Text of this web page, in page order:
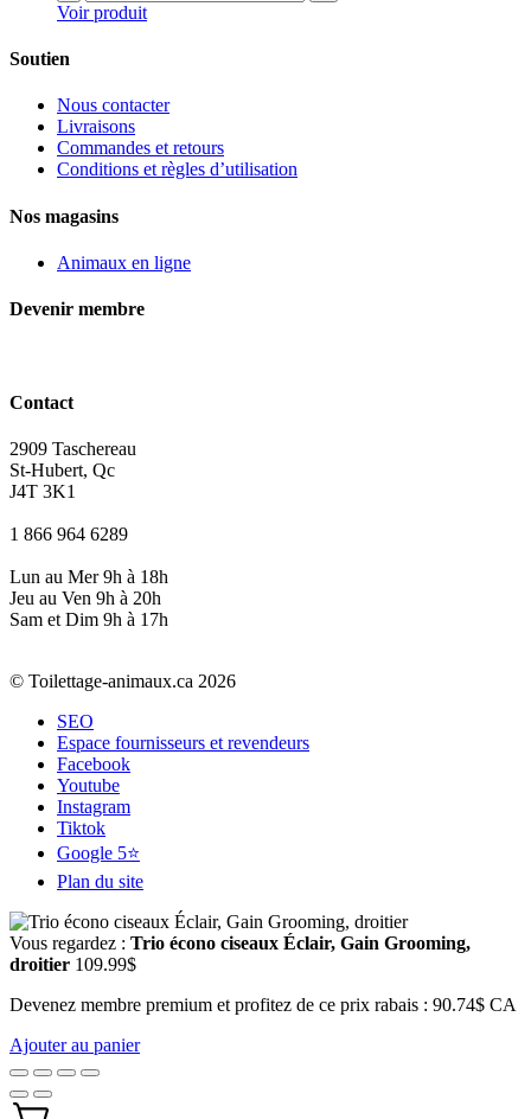
Voir produit
Soutien
Nous contacter
Livraisons
Commandes et retours
Conditions et règles d’utilisation
Nos magasins
Animaux en ligne
Devenir membre
Contact
2909 Taschereau
St-Hubert, Qc
J4T 3K1
1 866 964 6289
Lun au Mer 9h à 18h
Jeu au Ven 9h à 20h
Sam et Dim 9h à 17h
© Toilettage-animaux.ca 2026
SEO
Espace fournisseurs et revendeurs
Facebook
Youtube
Instagram
Tiktok
Google 5⭐
Plan du site
Vous regardez : Trio écono ciseaux Éclair, Gain Grooming,
droitier 109.99$
Devenez membre premium et profitez de ce prix rabais : 90.74$ CA
Ajouter au panier